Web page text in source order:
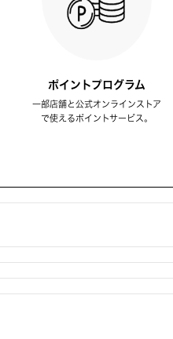
ポイントプログラム
一部店舗と公式オンラインストア
で使えるポイントサービス。